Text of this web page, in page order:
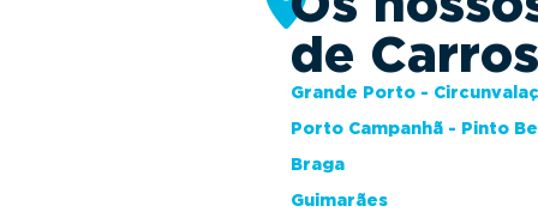
de
Grande Porto -
Porto Campanhã - Pinto
Braga
Guimarães